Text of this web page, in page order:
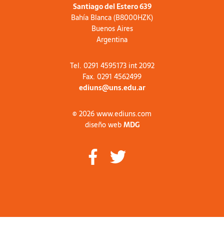
Santiago del Estero 639
Bahía Blanca (B8000HZK)
Buenos Aires
Argentina
Tel. 0291 4595173 int 2092
Fax. 0291 4562499
ediuns@uns.edu.ar
© 2026 www.ediuns.com
diseño webMDG